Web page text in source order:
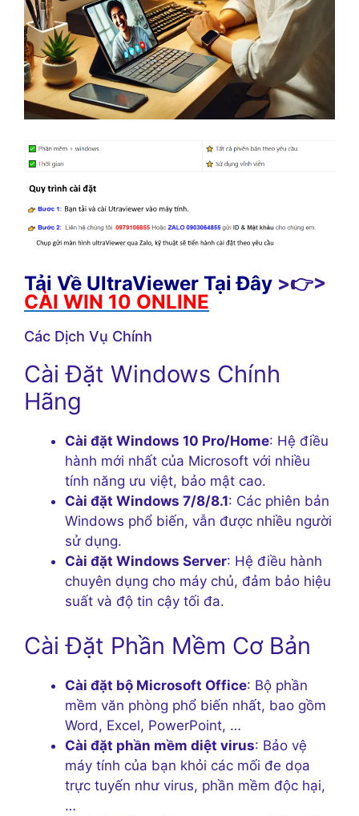
Tải Về UltraViewer Tại Đây >👉>
CÀI WIN 10 ONLINE
Các Dịch Vụ Chính
Cài Đặt Windows Chính
Hãng
Cài đặt Windows 10 Pro/Home: Hệ điều
hành mới nhất của Microsoft với nhiều
tính năng ưu việt, bảo mật cao.
Cài đặt Windows 7/8/8.1: Các phiên bản
Windows phổ biến, vẫn được nhiều người
sử dụng.
Cài đặt Windows Server: Hệ điều hành
chuyên dụng cho máy chủ, đảm bảo hiệu
suất và độ tin cậy tối đa.
Cài Đặt Phần Mềm Cơ Bản
Cài đặt bộ Microsoft Office: Bộ phần
mềm văn phòng phổ biến nhất, bao gồm
Word, Excel, PowerPoint, …
Cài đặt phần mềm diệt virus: Bảo vệ
máy tính của bạn khỏi các mối đe dọa
trực tuyến như virus, phần mềm độc hại,
…